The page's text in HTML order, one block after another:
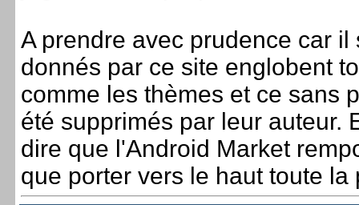
A prendre avec prudence car
donnés par ce site englobent
comme les thèmes et ce sans
été supprimés par leur auteur.
dire que l'Android Market
que porter vers le haut toute la